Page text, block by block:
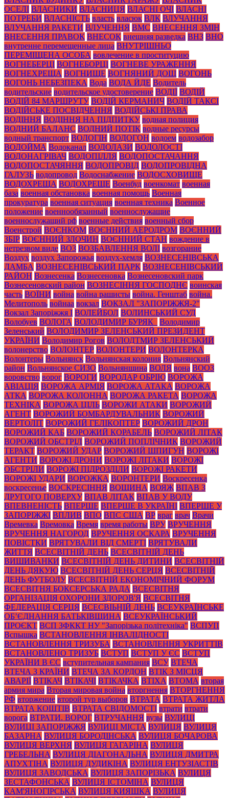
ОСЕЛІ ВЛАСНИКИ ВЛАСНИЦЯ ВЛАСНІ ОЧІ ВЛАСНІ
ПОТРЕБИ ВЛАСНІСТЬ власть власюк ВЛК ВЛУЧАННЯ
ВЛУЧАННЯ РАКЕТИ ВЛУЧЕННЯ ВМС ВНЕСЕННЯ ЗМІН
ВНЕСЕННЯ ПРАВОК ВНЕСОК внешняя разведка ВНЗ ВНО
внутренне перемещенные лица ВНУТРІШНЬО
ПЕРЕМІЩЕНА ОСОБА вовлечение в проституцию
ВОГНЕБЕРЦІ ВОГНЕБОРЦІ ВОГНЕВЕ УРАЖЕННЯ
ВОГНЕХРЕЩА ВОГНИЩЕ ВОГНЯНИЙ ДОЩ ВОГОНЬ
ВОГОНЬ НЕБЕЗПЕКА Вода ВОДА ЙДЕ Водитель
водительские водительское удостоверение ВОДІЇ ВОДІЙ
ВОДІЙ 84 МАРШРУТУ ВОДІЙ КЕРМАНИЧ ВОДІЙ ТАКСІ
ВОДІЙСЬКЕ ПОСВІДЧЕННЯ ВОДІЙСЬКІ ПРАВА
ВОДІННЯ ВОДІННЯ НА ПІДПИТКУ водная полиция
ВОДНИЙ БАЛАНС ВОДНИЙ ПОТІК водные ресурсы
водный транспорт ВОДОГІН ВОДОГОН водоем водозабор
ВОДОЙМА Водоканал ВОДОЛАЗИ ВОДОЛОСТІ
ВОДОНАГРІВАЧ ВОДОПІЛЛЯ ВОДОПОСТАЧАННЯ
ВОДОПОСТАЧЯННЯ ВОДОПРОВІД ВОДОПРОВІДНА
ГАЛУЗЬ водопровод Водоснабжение ВОДОСХОВИЩЕ
ВОДОХРЕЩА ВОДОХРЕЩЕ Военбуд военкомат военная
база военная обстановка военная помощь Военная
прокуратура военная ситуация военная техника Военное
положение военнообязанный военнослужащие
военнослужащий рф военные действия военный сбор
Военстрой ВОЄНКОМ ВОЄННИЙ АЕРОДРОМ ВОЄННИЙ
ЗБІР ВОЄННИЙ ЗЛОЧИН ВОЄННИЙ СТАН вождение в
нетрезвом виде ВОЗ ВОЗБАВЛЕННЯ ВОЛІ возгорание
Воздух воздух Запорожья воздух-хемля ВОЗНЕСЕНІВСЬКА
ДАМБА ВОЗНЕСЕНІВСЬКИЙ ПАРК ВОЗНЕСЕНІВСЬКИЙ
РАЙОН Вознесенка Вознесеновка Вознесеновский парк
Вознесеновский район ВОЗНЕСІННЯ ГОСПОДНЄ воинская
часть ВОЇНИ война война рашисты война. Генштаб война.
Мелитополь войнаа вокзал ВОКЗАЛ "ЗАПОРІЖЖЯ-2"
Вокзал Запоріжжя І ВОЛЕЙБОЛ ВОЛИНСЬКИЙ СУД
Волобуев ВОЛОГА ВОЛОДИМИР БУРЯК_
Володимир
Зеленський ВОЛОДИМИР ЗЕЛЕНСЬКИЙ ПРЕЗИДЕНТ
УКРАЇНИ Володимир Рогов ВОЛОДТМИР ЗЕЛЕНСЬКИЙ
волонерство ВОЛОНТЕР ВОЛОНТЕРИ ВОЛОНТЕРКА
Волонтеры Вольнянск Вольнянская колония Вольнянский
район Вольнянское СИЗО Вольнянщина ВОЛЯ вона ВООЗ
воровство ворог ВОРОГИ ВОРОДАР ОБРІЮ ВОРОЖА
АВІАЦІЯ ВОРОЖА АРМІЯ ВОРОЖА АТАКА ВОРОЖА
АТКА ВОРОЖА КОЛОННА ВОРОЖА РАКЕТА ВОРОЖА
ТЕХНІКА ВОРОЖА ЦІЛЬ ВОРОЖИ АТАКИ ВОРОЖИЙ
АГЕНТ ВОРОЖИЙ БОМБАРДУВАЛЬНИК ВОРОЖИЙ
ВЕРТОЛІТ ВОРОЖИЙ ГЕЛІКОПТЕР ВОРОЖИЙ ДРОН
ВОРОЖИЙ КАБ ВОРОЖИЙ КОРАБЕЛЬ ВОРОЖИЙ ЛІТАК
ВОРОЖИЙ ОБСТРІЛ ВОРОЖИЙ ПОПЛІЧНИК ВОРОЖИЙ
ТЕРАКТ ВОРОЖИЙ УДАР ВОРОЖИЙ ШПИГУН ВОРОЖІ
АГЕНТИ ВОРОЖІ ДРОНИ ВОРОЖІ ЛІТАКИ ВОРОЖІ
ОБСТРІЛИ ВОРОЖІ ПІДРОЗДІЛИ ВОРОЖІ РАКЕТИ
ВОРОЖІ УДАРИ ВОРОЖКА ВОРОНТЕРИ Воскресенка
воскресенье ВОСКРЕСІННЯ ВОЩИНА ВОЯЖ ВПАВ З
ДРУГОГО ПОВЕРХУ ВПАВ ЛІТАК ВПАВ У ВОДУ
ВПЕВНЕНІСТЬ ВПЕРШЕ ВПЕРШЕ В УКРАЇНІ ВПЕРШЕ У
ЗАПОРІЖЖІ ВПЛИВ ВПО ВПС США ВР враг врач Врачи
Времевка Времовка Время время работы ВРУ ВРУЧЕННЯ
ВРУЧЕННЯ НАГОРОД ВРУЧЕННЯ ОСКАРА ВРУЧЕННЯ
ПОВІСТКИ ВРЯТУВАЛИ ВІД СМЕРТІ ВРЯТУВАЛИ
ЖИТТЯ ВСЕСВІТНІЙ ДЕНЬ ВСЕСВІТНІЙ ДЕНЬ
ВИШИВАНКИ ВСЕСВІТНІЙ ДЕНЬ ДИТИНИ ВСЕСВІТНІЙ
ДЕНЬ ДЯКУЮ ВСЕСВІТНІЙ ДЕНЬ СЕРЦЯ ВСЕСВІТНІЙ
ДЕНЬ ФУТБОЛУ ВСЕСВІТНІЙ ЕКОНОМІЧНИЙ ФОРУМ
ВСЕСВІТНЯ БОКСЕРСЬКА РАДА ВСЕСВІТНЯ
ОРГАНІЗАЦІЯ ОХОРОНИ ЗДОРОВ'Я ВСЕСВІТНЯ
ФЕДЕРАЦІЯ СЕРЦЯ ВСЕСВІЬНІЙ ДЕНЬ ВСЕУКРАЇНСЬКЕ
ОБ’ЄДНАННЯ БАТЬКІВЩИНА ВСЕУКРАЇНСЬКИЙ
ПРОЄКТ ВСП ЗФККТ НУ "Запорізька політехніка" ВСПУП
Вспышка ВСТАНОВЛЕННЯ ІНВАЛІДНОСТІ
ВСТАНОВЛЕННЯ ТРИЗУБА ВСТАНОВЛЕННЯ УКРИТТІВ
ВСТАНОВЛЕНО ТРИЗУБ ВСТУП ВСТУП У ЄС ВСТУП
УКРАЇНИ В ЄС вступительная кампания ВСУ ВТЕЧА
ВТЕЧА З КРАЇНИ ВТЕЧА ЗА КОРДОН ВТІК З МІСЦЯ
АВАРІЇ ВТІКАЧ ВТІКАЧІ ВТІКАЧКА ВТІХА ВТОМА вторая
армия мира Вторая мировая война вторгнення ВТОРГНЕННЯ
РФ вторжение второй тур выборов ВТРАТА ВТРАТА ЖИТЛА
ВТРАТА КОШТІВ ВТРАТА СВІДОМОСТІ втрати втрати
ворога ВТРАТИ. ВОРОГ ВТРУЧАННЯ вузы ВУЛИЦІ
ВУЛИЦІ ЗАПОРІЖЖЯ ВУЛИЦІ МІСТА ВУЛИЦЯ ВУЛИЦЯ
БАЗАРНА ВУЛИЦЯ БОРОДІНСЬКА ВУЛИЦЯ БОЧАРОВА
ВУЛИЦЯ ВЕРХНЯ ВУЛИЦЯ ГАГАРІНА ВУЛИЦЯ
ГРЕБЕЛЬНА ВУЛИЦЯ ДІАГОНАЛЬНА ВУЛИЦЯ ДМИТРА
АПУХТІНА ВУЛИЦЯ ДУДИКІНА ВУЛИЦЯ ЕНТУЗІАСТІВ
ВУЛИЦЯ ЗАВОДСЬКА ВУЛИЦЯ ЗАПОРІЗЬКА ВУЛИЦЯ
ЗЕСТАФОНСЬКА ВУЛИЦЯ ІСТОМІНА ВУЛИЦЯ
КАМ'ЯНОГІРСЬКА ВУЛИЦЯ КИЯШКА ВУЛИЦЯ